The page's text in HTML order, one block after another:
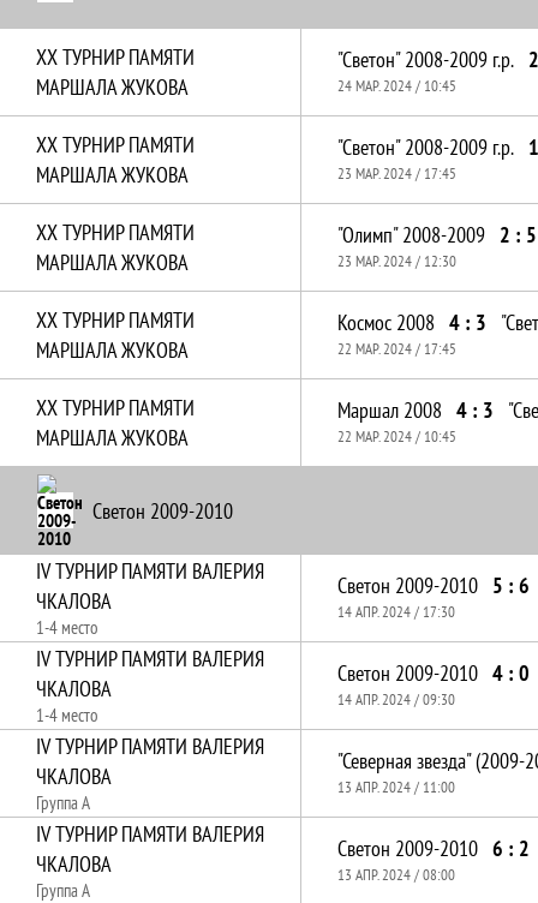
XX ТУРНИР ПАМЯТИ
МАРШАЛА ЖУКОВА
"Светон" 2008-2009 г.р.
24 МАР. 2024 / 10:45
XX ТУРНИР ПАМЯТИ
МАРШАЛА ЖУКОВА
"Светон" 2008-2009 г.р.
23 МАР. 2024 / 17:45
XX ТУРНИР ПАМЯТИ
МАРШАЛА ЖУКОВА
"Олимп" 2008-2009 2 : 5
23 МАР. 2024 / 12:30
XX ТУРНИР ПАМЯТИ
МАРШАЛА ЖУКОВА
Космос 2008 4 : 3
22 МАР. 2024 / 17:45
XX ТУРНИР ПАМЯТИ
МАРШАЛА ЖУКОВА
Маршал 2008 4 : 3
22 МАР. 2024 / 10:45
Светон 2009-2010
IV ТУРНИР ПАМЯТИ ВАЛЕРИЯ
ЧКАЛОВА
1-4 место
Светон 2009-2010 5 : 6
14 АПР. 2024 / 17:30
IV ТУРНИР ПАМЯТИ ВАЛЕРИЯ
ЧКАЛОВА
1-4 место
Светон 2009-2010 4 : 0
14 АПР. 2024 / 09:30
IV ТУРНИР ПАМЯТИ ВАЛЕРИЯ
ЧКАЛОВА
Группа А
"Северная звезда" (2009-
13 АПР. 2024 / 11:00
IV ТУРНИР ПАМЯТИ ВАЛЕРИЯ
ЧКАЛОВА
Группа А
Светон 2009-2010 6 : 2
13 АПР. 2024 / 08:00